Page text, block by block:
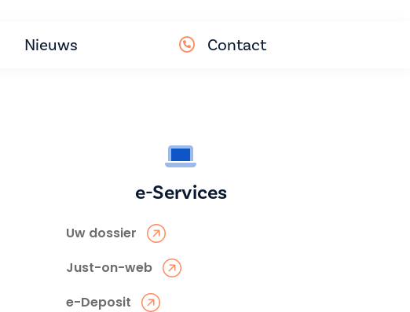
Nieuws Contact
e-Services
Uw dossier
Just-on-web
e-Deposit